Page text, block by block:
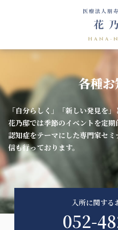
各種
「自分らしく」「新しい発見を」
花乃邸では季節のイベントを定
認知症をテーマにした専門家セ
信も行っております。
入所に関する
052-